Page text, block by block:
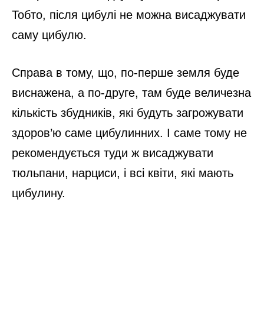
Тобто, після цибулі не можна висаджувати
саму цибулю.
Справа в тому, що, по-перше земля буде
виснажена, а по-друге, там буде величезна
кількість збудників, які будуть загрожувати
здоров’ю саме цибулинних. І саме тому не
рекомендується туди ж висаджувати
тюльпани, нарциси, і всі квіти, які мають
цибулину.